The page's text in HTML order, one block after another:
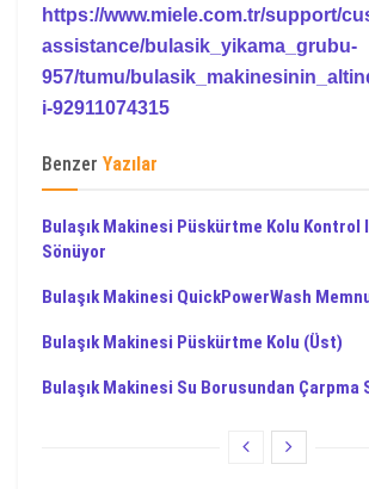
https://www.miele.com.tr/support/
assistance/bulasik_yikama_grubu-
957/tumu/
i-92911074315
Benzer Yazılar
Bulaşık Makinesi Püskürtme Kolu Kontrol
Sönüyor
Bulaşık Makinesi QuickPowerWash
Bulaşık Makinesi Püskürtme Kolu (Üst)
Bulaşık Makinesi Su Borusundan Çarpma